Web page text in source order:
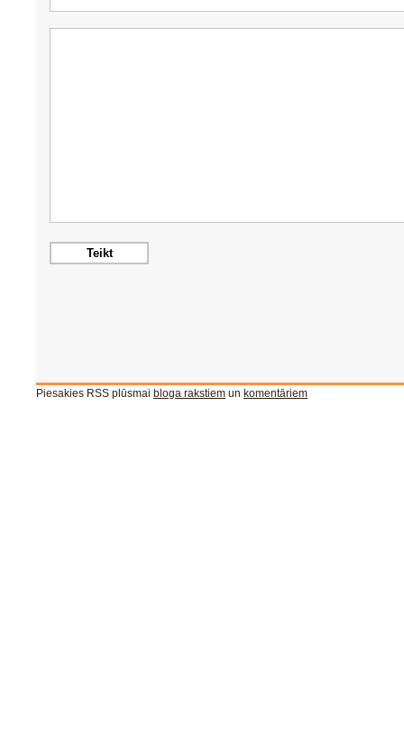
Piesakies RSS plūsmai bloga rakstiem un komentāriem